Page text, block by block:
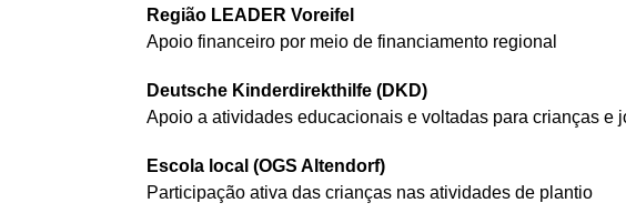
Região LEADER Voreifel
Apoio financeiro por meio de financiamento regional
Deutsche Kinderdirekthilfe (DKD)
Apoio a atividades educacionais e voltadas para crianças e
Escola local (OGS Altendorf)
Participação ativa das crianças nas atividades de plantio